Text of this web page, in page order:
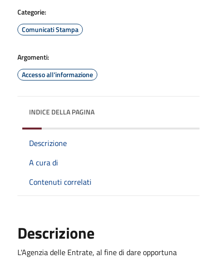
Categorie:
Comunicati Stampa
Argomenti:
Accesso all'informazione
INDICE DELLA PAGINA
Descrizione
A cura di
Contenuti correlati
Descrizione
L'Agenzia delle Entrate, al fine di dare opportuna